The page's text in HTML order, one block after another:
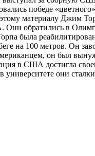
победе
этому материалу Джим
Они обратились в
была
на 100 метров. Он
он был
в США достигла
они